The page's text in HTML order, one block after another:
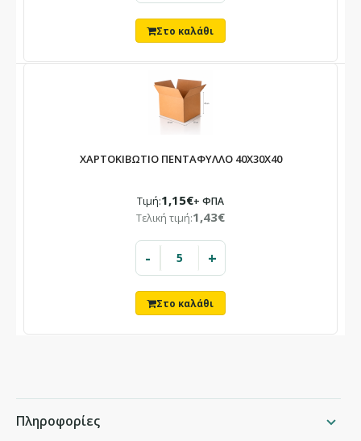
ΧΑΡΤΟΚΙΒΩΤΙΟ ΠΕΝΤΑΦΥΛΛΟ 40X30X40
Τιμή:1,15€+ ΦΠΑ
Τελική τιμή:1,43€
- +
Πληροφορίες